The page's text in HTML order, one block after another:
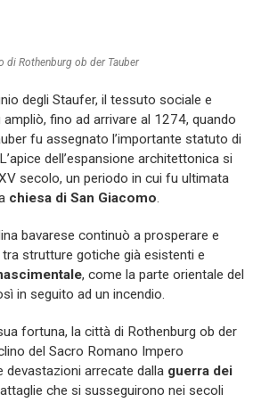
di Rothenburg ob der Tauber
degli Staufer, il tessuto sociale e
fino ad arrivare al 1274, quando
fu assegnato l’importante statuto di
dell’espansione architettonica si
secolo, un periodo in cui fu ultimata
chiesa di San Giacomo.
bavarese continuò a prosperare e
strutture gotiche già esistenti e
, come la parte orientale del
in seguito ad un incendio.
fortuna, la città di Rothenburg ob der
del Sacro Romano Impero
devastazioni arrecate dalla guerra dei
che si susseguirono nei secoli